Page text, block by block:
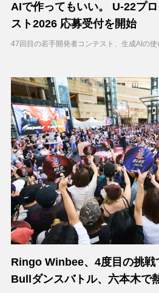
AIで作ってもいい。 U-22プ
スト2026 応募受付を開始
47回目の若手開発者コンテスト、生成AIの
Ringo Winbee、4度目の挑戦
Bullダンスバトル、六本木で